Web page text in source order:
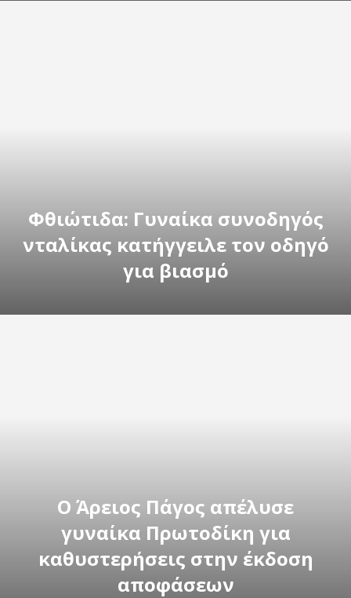
Φθιώτιδα: Γυναίκα συνοδηγός
νταλίκας κατήγγειλε τον οδηγό
για βιασμό
Ο Άρειος Πάγος απέλυσε
γυναίκα Πρωτοδίκη για
καθυστερήσεις στην έκδοση
αποφάσεων